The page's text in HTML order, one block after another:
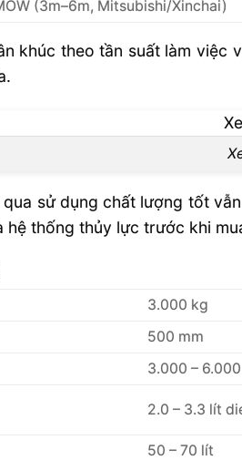
(3m–6m, Mitsubishi/Xinchai)
khúc theo tần suất làm
qua sử dụng chất lượng tốt
thống thủy lực trước khi
3.000 kg
500 mm
3.000 –
2.0 – 3.3 lít
50 – 70 lít